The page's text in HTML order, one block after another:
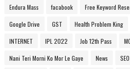
Endura Mass facabook Free Keyword
Google Drive GST Health Problem King
INTERNET IPL 2022 Job 12th Pass
Nani Teri Morni Ko Mor Le Gaye News SEO